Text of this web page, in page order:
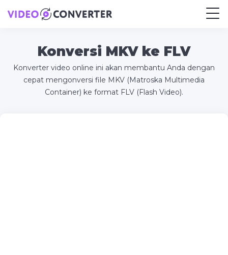
Konversi MKV ke FLV
Konverter video online ini akan membantu Anda dengan
cepat mengonversi file MKV (Matroska Multimedia
Container) ke format FLV (Flash Video).